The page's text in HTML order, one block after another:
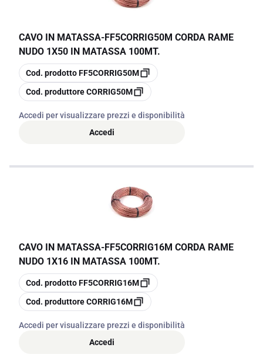
CAVO IN MATASSA-FF5CORRIG50M CORDA RAME
NUDO 1X50 IN MATASSA 100MT.
copia
Cod. prodottoFF5CORRIG50M
copia
Cod. produttoreCORRIG50M
Accedi per visualizzare prezzi e disponibilità
Accedi
CAVO IN MATASSA-FF5CORRIG16M CORDA RAME
NUDO 1X16 IN MATASSA 100MT.
copia
Cod. prodottoFF5CORRIG16M
copia
Cod. produttoreCORRIG16M
Accedi per visualizzare prezzi e disponibilità
Accedi